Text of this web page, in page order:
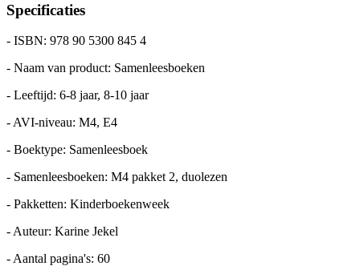
Specificaties
- ISBN: 978 90 5300 845 4
- Naam van product: Samenleesboeken
- Leeftijd: 6-8 jaar, 8-10 jaar
- AVI-niveau: M4, E4
- Boektype: Samenleesboek
- Samenleesboeken: M4 pakket 2, duolezen
- Pakketten: Kinderboekenweek
- Auteur: Karine Jekel
- Aantal pagina's: 60